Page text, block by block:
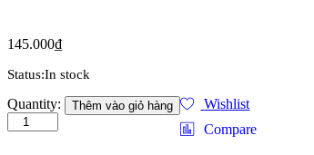
145.000₫
Status:In stock
Bàn
ghế
cafe
Quantity: Thêm vào giỏ hàng
Wishlist
Compare